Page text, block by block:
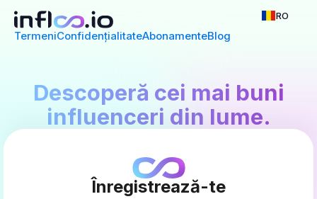
TermeniConfidențialitateAbonamenteBlog
RO
Descoperă cei mai buni
influenceri din lume.
Înregistrează-te